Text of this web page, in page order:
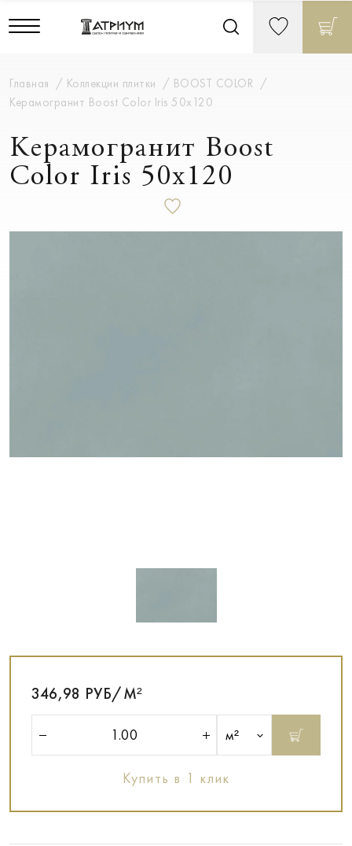
Главная Коллекции плитки
BOOST COLOR
Керамогранит Boost Color Iris 50х120
Керамогранит Boost
Color Iris 50х120
346,98 РУБ/М²
м²
Купить в 1 клик